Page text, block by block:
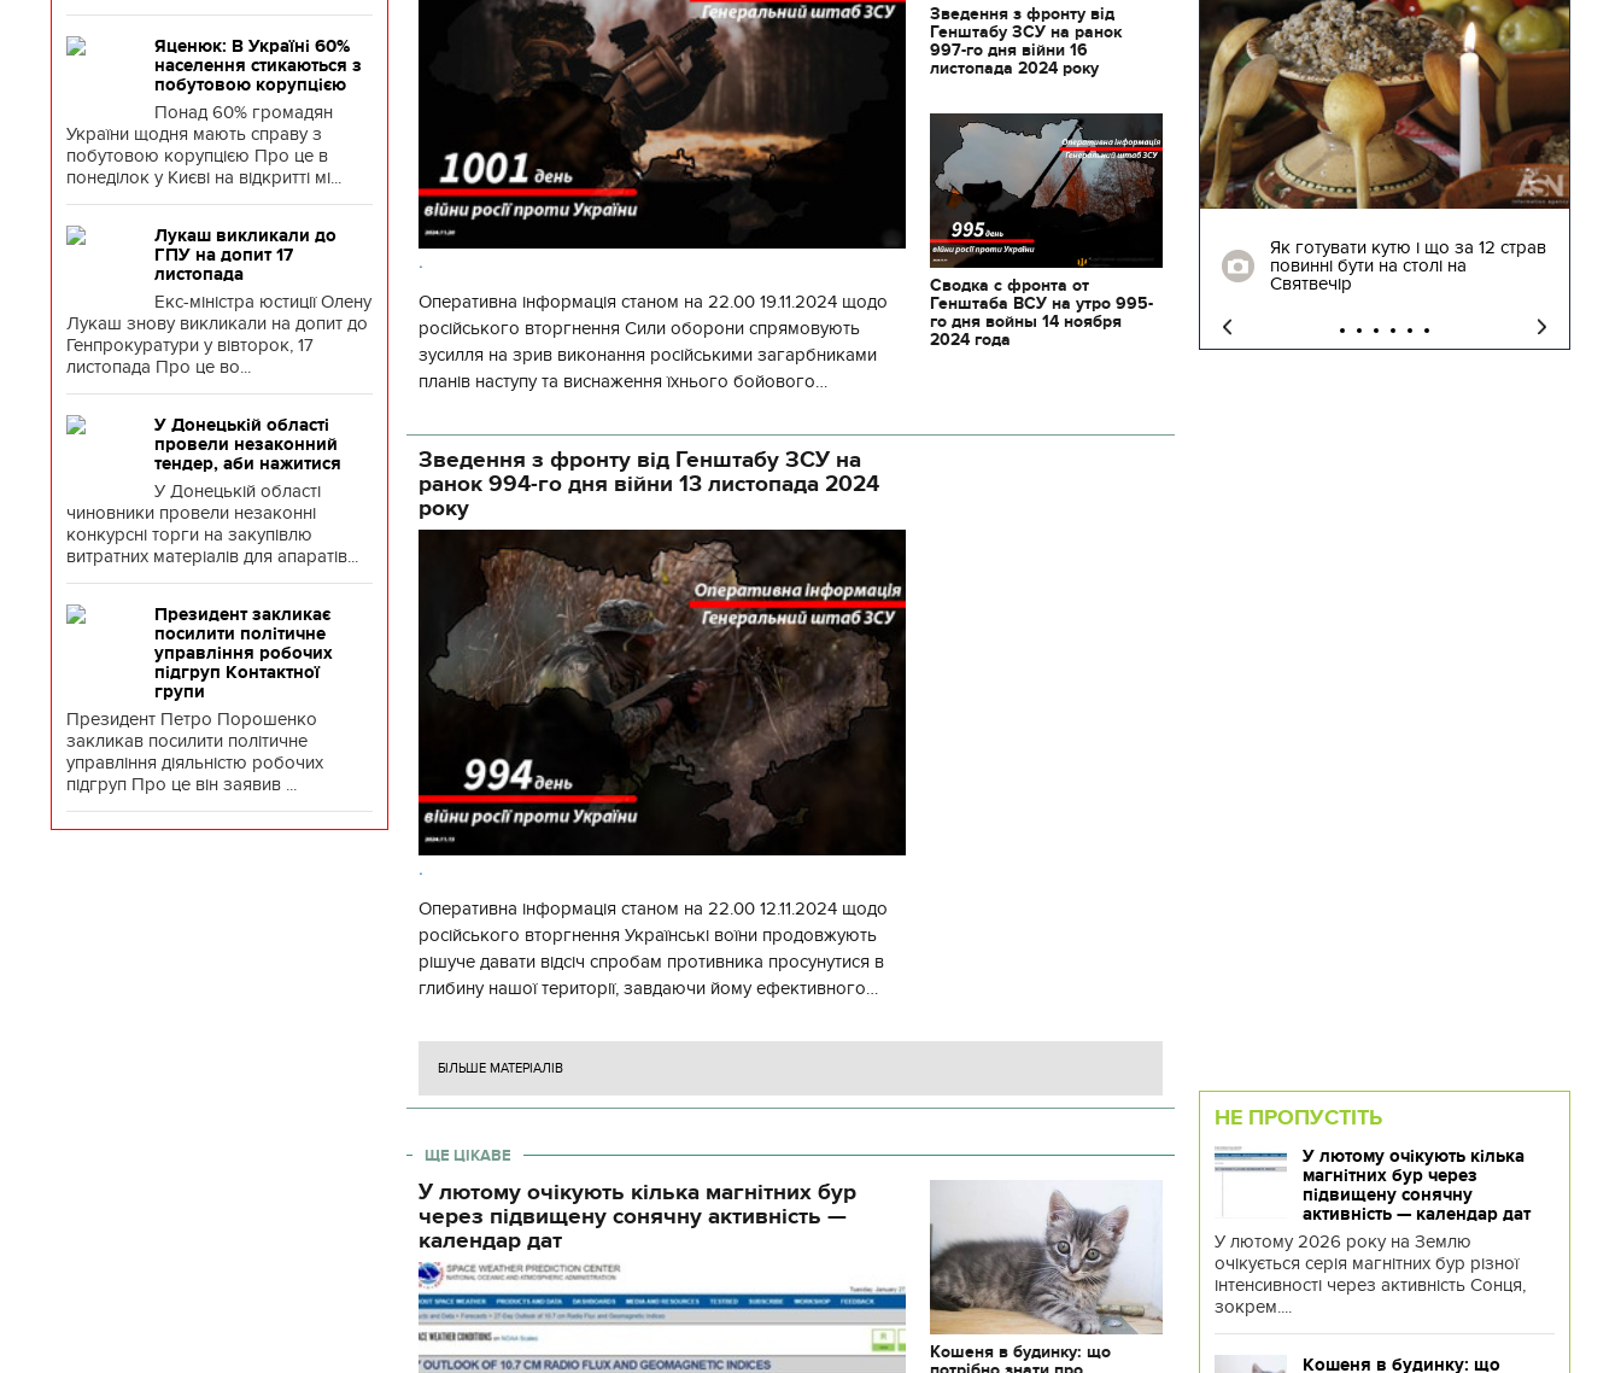
Яценюк: В Україні 60%
населення стикаються з
побутовою корупцією
Понад 60% громадян
України щодня мають справу з
побутовою корупцією Про це в
понеділок у Києві на відкритті мі...
Лукаш викликали до
ГПУ на допит 17
листопада
Екс-міністра юстиції Олену
Лукаш знову викликали на допит до
Генпрокуратури у вівторок, 17
листопада Про це во...
У Донецькій області
провели незаконний
тендер, аби нажитися
У Донецькій області
чиновники провели незаконні
конкурсні торги на закупівлю
витратних матеріалів для апаратів...
Президент закликає
посилити політичне
управління робочих
підгруп Контактної
групи
Президент Петро Порошенко
закликав посилити політичне
управління діяльністю робочих
підгруп Про це він заявив ...
.
Оперативна інформація станом на 22.00 19.11.2024 щодо
російського вторгнення Сили оборони спрямовують
зусилля на зрив виконання російськими загарбниками
планів наступу та виснаження їхнього бойового
Зведення з фронту від
Генштабу ЗСУ на ранок
997-го дня війни 16
листопада 2024 року
Сводка с фронта от
Генштаба ВСУ на утро 995-
го дня войны 14 ноября
2024 года
Зведення з фронту від Генштабу ЗСУ на
ранок 994-го дня війни 13 листопада 2024
року
.
Оперативна інформація станом на 22.00 12.11.2024 щодо
російського вторгнення Українські воїни продовжують
рішуче давати відсіч спробам противника просунутися в
глибину нашої території, завдаючи йому ефективного
БІЛЬШЕ МАТЕРІАЛІВ
ЩЕ ЦІКАВЕ
У лютому очікують кілька магнітних бур
через підвищену сонячну активність —
календар дат
Кошеня в будинку: що
11.10.2017 | 16:22
Часи Русі: як виглядають
декорації до фільму "Сторожова
застава"
Як готувати кутю і що за 12 страв
повинні бути на столі на
Святвечір
НЕ ПРОПУСТІТЬ
У лютому очікують кілька
магнітних бур через
підвищену сонячну
активність — календар дат
У лютому 2026 року на Землю
очікується серія магнітних бур різної
інтенсивності через активність Сонця,
зокрем....
Кошеня в будинку: що